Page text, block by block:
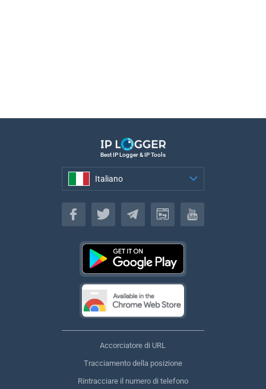
Best IP Logger & IP Tools
Italiano
Italiano
Accorciatore di URL
Tracciamento della posizione
Rintracciare il numero di telefono